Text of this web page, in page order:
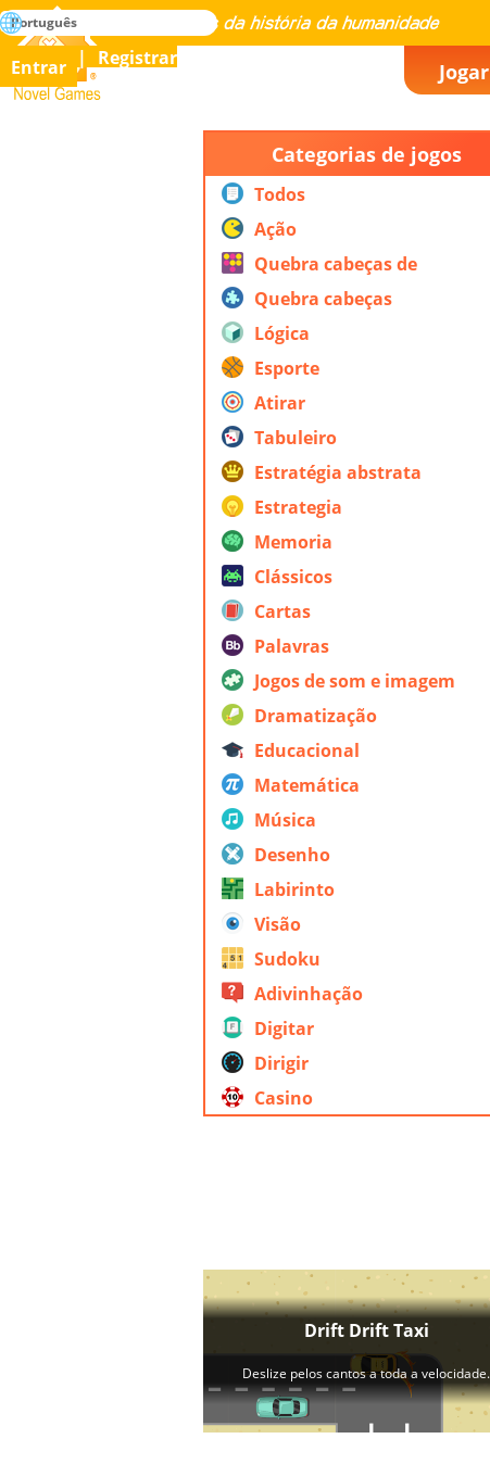
Novel Games
Dominar todos os jogos da história da humanidade
buscar
Jogar
Entrar Registrar
Português
Categorias de jogos
Todos
Ação
Quebra cabeças de
ação
Quebra cabeças
Lógica
Esporte
Atirar
Tabuleiro
Estratégia abstrata
Estrategia
Memoria
Clássicos
Cartas
Palavras
Jogos de som e imagem
Dramatização
Educacional
Matemática
Música
Desenho
Labirinto
Visão
Sudoku
Adivinhação
Digitar
Dirigir
Casino